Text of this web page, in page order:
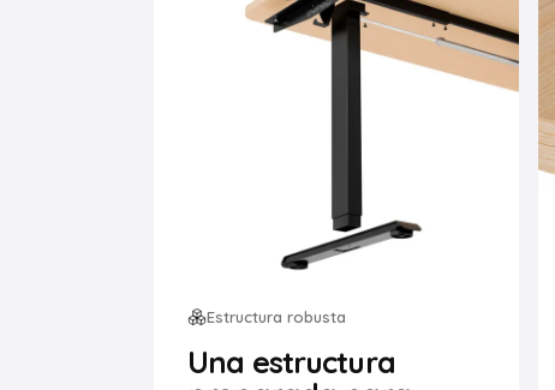
Estructura robusta
Una estructura